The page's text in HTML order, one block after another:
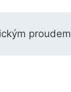
proudem